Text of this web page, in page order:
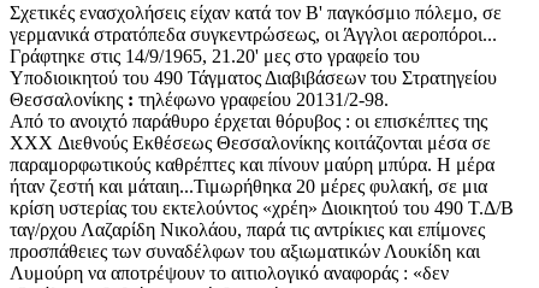
Σχετικές ενασχολήσεις είχαν κατά τον Β' παγκόσμιο πόλεμο, σε
γερμανικά στρατόπεδα συγκεντρώσεως, οι Άγγλοι αεροπόροι...
Γράφτηκε στις 14/9/1965, 21.20' μες στο γραφείο του
Υποδιοικητού του 490 Τάγματος Διαβιβάσεων του Στρατηγείου
Θεσσαλονίκης : τηλέφωνο γραφείου 20131/2-98.
Από το ανοιχτό παράθυρο έρχεται θόρυβος : οι επισκέπτες της
ΧΧX Διεθνούς Εκθέσεως Θεσσαλονίκης κοιτάζονται μέσα σε
παραμορφωτικούς καθρέπτες και πίνουν μαύρη μπύρα. Η μέρα
ήταν ζεστή και μάταιη...Τιμωρήθηκα 20 μέρες φυλακή, σε μια
κρίση υστερίας του εκτελούντος «χρέη» Διοικητού του 490 Τ.Δ/Β
ταγ/ρχου Λαζαρίδη Νικολάου, παρά τις αντρίκιες και επίμονες
προσπάθειες των συναδέλφων του αξιωματικών Λουκίδη και
Λυμούρη να αποτρέψουν το αιτιολογικό αναφοράς : «δεν